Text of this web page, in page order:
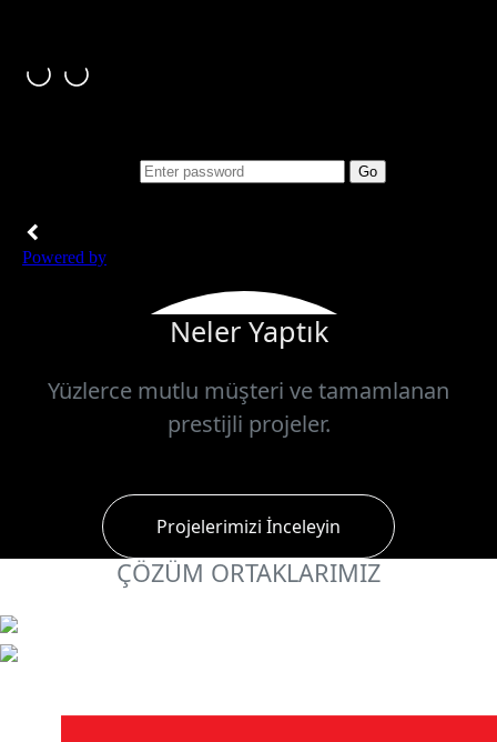
Neler Yaptık
Yüzlerce mutlu müşteri ve tamamlanan
prestijli projeler.
Projelerimizi İnceleyin
ÇÖZÜM ORTAKLARIMIZ